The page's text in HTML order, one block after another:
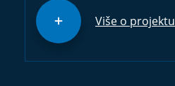
Više o projektu